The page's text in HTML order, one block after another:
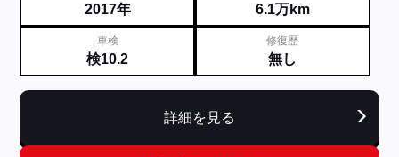
2017年 6.1万km
車検
検10.2
修復歴
無し
詳細を見る